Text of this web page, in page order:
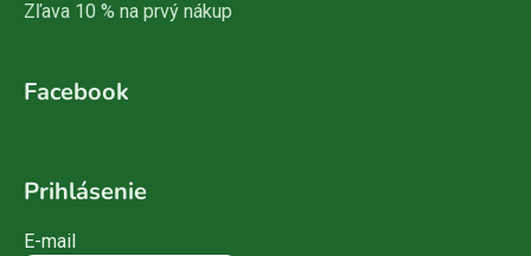
Zľava 10 % na prvý nákup
Facebook
Prihlásenie
E-mail